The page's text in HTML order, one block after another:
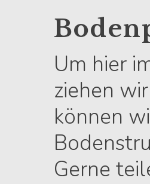
Um hier
ziehen
können
Gerne